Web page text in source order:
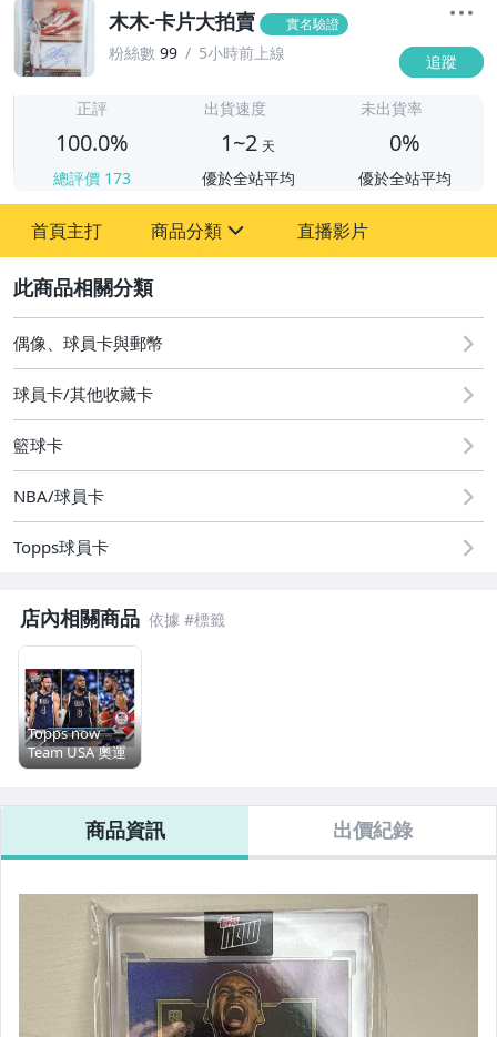
木木-卡片大拍賣 實名驗證
粉絲數 99 5小時前上線 追蹤
正評
100.0%
總評價 173
出貨速度
1~2 天
優於全站平均
未出貨率
0%
優於全站平均
首頁主打 商品分類
偶像、球員卡與郵幣
直播影片
偶像、球員卡與郵幣
球員卡/其他收藏卡
籃球卡
NBA/球員卡
Topps球員卡
店內相關商品
Topps now
Team USA 奧運
三神 curry lbj
商品資訊 出價紀錄